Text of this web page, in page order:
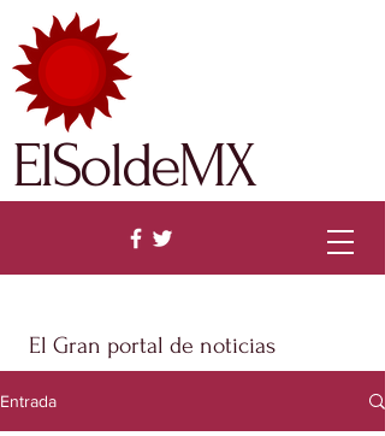
El Gran portal de noticias
ElSoldeMX
Entrada